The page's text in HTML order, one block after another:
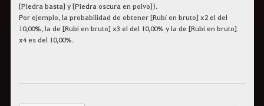
[Piedra basta] y [Piedra oscura en polvo]).
Por ejemplo, la probabilidad de obtener [Rubí en bruto] x2 el del
10,00%, la de [Rubí en bruto] x3 el del 10,00% y la de [Rubí en bruto]
x4 es del 10,00%.